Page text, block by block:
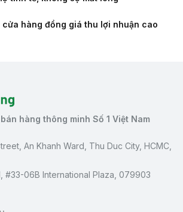
cửa hàng đồng giá thu lợi nhuận cao
hàng thông minh Số 1 Việt Nam
An Khanh Ward, Thu Duc City, HCMC,
#33-06B International Plaza, 079903